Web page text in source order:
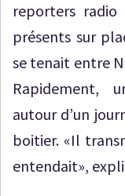
reporters radio
présents sur
se tenait entre
Rapidement,
autour d’un
boitier. «Il
entendait»,